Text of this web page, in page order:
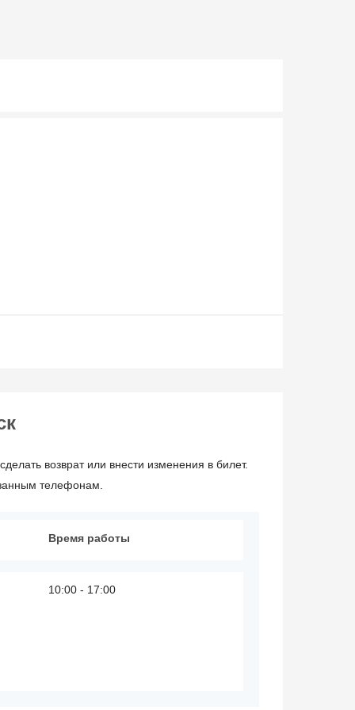
возврат или внести изменения в билет.
телефонам.
Время работы
10:00 - 17:00